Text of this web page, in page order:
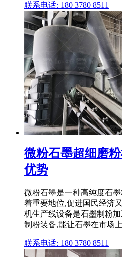
联系电话: 180 3780 8511
微粉石墨超细磨
优势
微粉石墨是一种高纯度石
着重要地位,促进国民经济
机生产线设备是石墨制粉
制粉装备,能让石墨在市场
联系电话: 180 3780 8511